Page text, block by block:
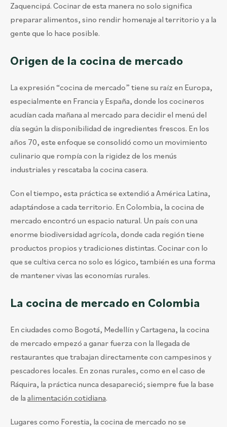
Zaquencipá. Cocinar de esta manera no solo significa
preparar alimentos, sino rendir homenaje al territorio y a la
gente que lo hace posible.
Origen de la cocina de mercado
La expresión “cocina de mercado” tiene su raíz en Europa,
especialmente en Francia y España, donde los cocineros
acudían cada mañana al mercado para decidir el menú del
día según la disponibilidad de ingredientes frescos. En los
años 70, este enfoque se consolidó como un movimiento
culinario que rompía con la rigidez de los menús
industriales y rescataba la cocina casera.
Con el tiempo, esta práctica se extendió a América Latina,
adaptándose a cada territorio. En Colombia, la cocina de
mercado encontró un espacio natural. Un país con una
enorme biodiversidad agrícola, donde cada región tiene
productos propios y tradiciones distintas. Cocinar con lo
que se cultiva cerca no solo es lógico, también es una forma
de mantener vivas las economías rurales.
La cocina de mercado en Colombia
En ciudades como Bogotá, Medellín y Cartagena, la cocina
de mercado empezó a ganar fuerza con la llegada de
restaurantes que trabajan directamente con campesinos y
pescadores locales. En zonas rurales, como en el caso de
Ráquira, la práctica nunca desapareció; siempre fue la base
de la alimentación cotidiana.
Lugares como Forestia, la cocina de mercado no se